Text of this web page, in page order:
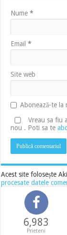
Nume*
Email*
Site web
Abonează-te la
Vreau sa fiu
nou . Poti sa te
Acest site folosește
procesate datele
6,983
Prieteni